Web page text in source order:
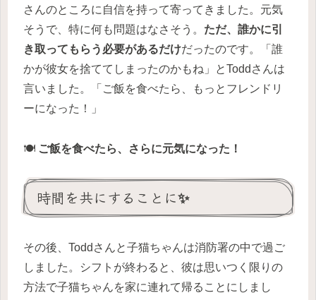
さんのところに自信を持って寄ってきました。元気
そうで、特に何も問題はなさそう。 ただ、誰かに引
き取ってもらう必要があるだけだったのです。「誰
かが彼女を捨ててしまったのかもね」とToddさんは
言いました。「ご飯を食べたら、もっとフレンドリ
ーになった！」
🍽️ ご飯を食べたら、さらに元気になった！
時間を共にすることに✨
その後、Toddさんと子猫ちゃんは消防署の中で過ご
しました。シフトが終わると、彼は思いつく限りの
方法で子猫ちゃんを家に連れて帰ることにしまし